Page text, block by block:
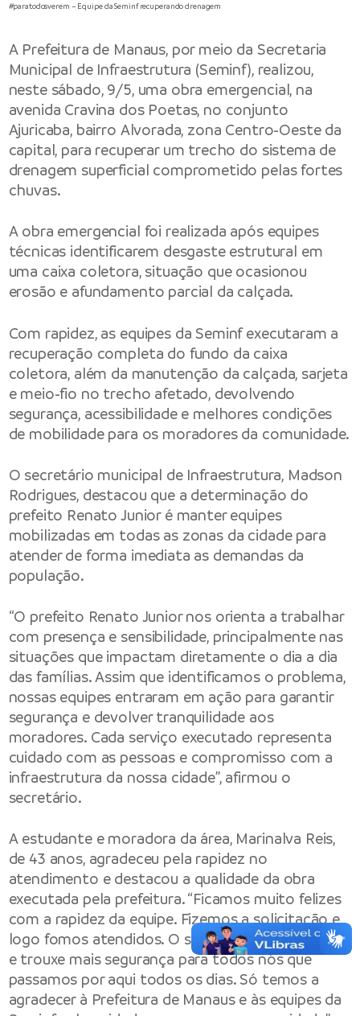
#paratodosverem – Equipe da Seminf recuperando drenagem
A Prefeitura de Manaus, por meio da Secretaria
Municipal de Infraestrutura (Seminf), realizou,
neste sábado, 9/5, uma obra emergencial, na
avenida Cravina dos Poetas, no conjunto
Ajuricaba, bairro Alvorada, zona Centro-Oeste da
capital, para recuperar um trecho do sistema de
drenagem superficial comprometido pelas fortes
chuvas.
A obra emergencial foi realizada após equipes
técnicas identificarem desgaste estrutural em
uma caixa coletora, situação que ocasionou
erosão e afundamento parcial da calçada.
Com rapidez, as equipes da Seminf executaram a
recuperação completa do fundo da caixa
coletora, além da manutenção da calçada, sarjeta
e meio-fio no trecho afetado, devolvendo
segurança, acessibilidade e melhores condições
de mobilidade para os moradores da comunidade.
O secretário municipal de Infraestrutura, Madson
Rodrigues, destacou que a determinação do
prefeito Renato Junior é manter equipes
mobilizadas em todas as zonas da cidade para
atender de forma imediata as demandas da
população.
“O prefeito Renato Junior nos orienta a trabalhar
com presença e sensibilidade, principalmente nas
situações que impactam diretamente o dia a dia
das famílias. Assim que identificamos o problema,
nossas equipes entraram em ação para garantir
segurança e devolver tranquilidade aos
moradores. Cada serviço executado representa
cuidado com as pessoas e compromisso com a
infraestrutura da nossa cidade”, afirmou o
secretário.
A estudante e moradora da área, Marinalva Reis,
de 43 anos, agradeceu pela rapidez no
atendimento e destacou a qualidade da obra
executada pela prefeitura. “Ficamos muito felizes
com a rapidez da equipe. Fizemos a solicitação e
logo fomos atendidos. O serviço ficou muito bom
e trouxe mais segurança para todos nós que
passamos por aqui todos os dias. Só temos a
agradecer à Prefeitura de Manaus e às equipes da